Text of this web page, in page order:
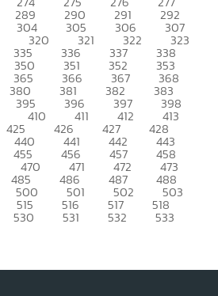
289 290 291 292
304 305 306 307
320 321 322 323
335 336 337 338
350 351 352 353
365 366 367 368
380 381 382 383
395 396 397 398
410 411 412 413
425 426 427 428
440 441 442 443
455 456 457 458
470 471 472 473
485 486 487 488
500 501 502 503
515 516 517 518
530 531 532 533